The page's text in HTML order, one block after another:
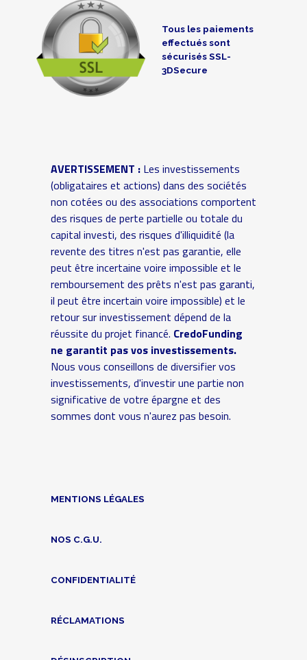
Tous les paiements
effectués sont
sécurisés SSL-
3DSecure
AVERTISSEMENT :Les investissements
(obligataires et actions) dans des sociétés
non cotées ou des associations comportent
des risques de perte partielle ou totale du
capital investi, des risques d'illiquidité (la
revente des titres n'est pas garantie, elle
peut être incertaine voire impossible et le
remboursement des prêts n'est pas garanti,
il peut être incertain voire impossible) et le
retour sur investissement dépend de la
réussite du projet financé. CredoFunding
ne garantit pas vos investissements.
Nous vous conseillons de diversifier vos
investissements, d'investir une partie non
significative de votre épargne et des
sommes dont vous n'aurez pas besoin.
MENTIONS LÉGALES
NOS C.G.U.
CONFIDENTIALITÉ
RÉCLAMATIONS